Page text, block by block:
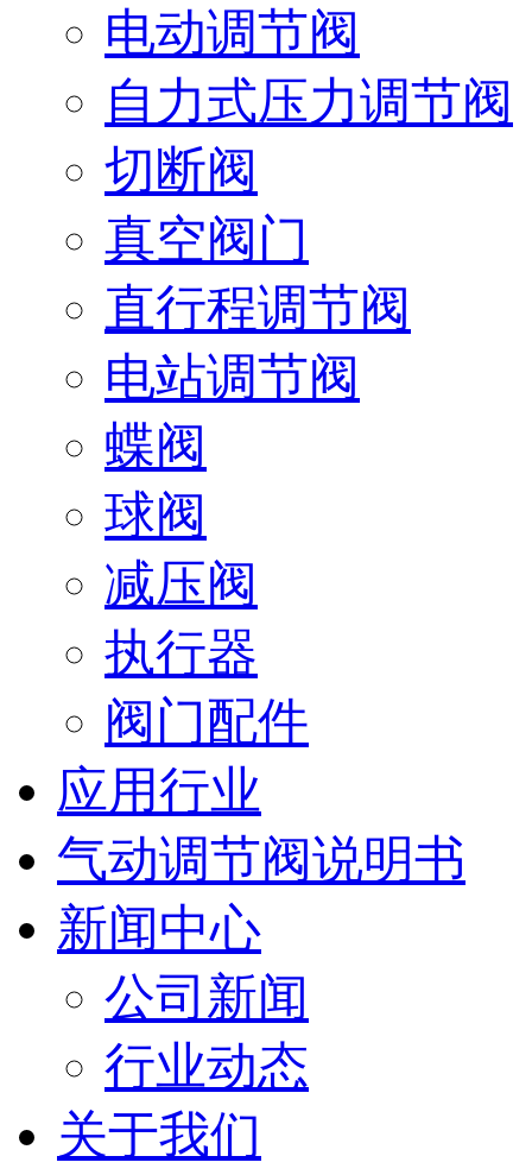
电动调节阀
自力式压力调节阀
切断阀
真空阀门
直行程调节阀
电站调节阀
蝶阀
球阀
减压阀
执行器
阀门配件
应用行业
气动调节阀说明书
新闻中心
公司新闻
行业动态
关于我们